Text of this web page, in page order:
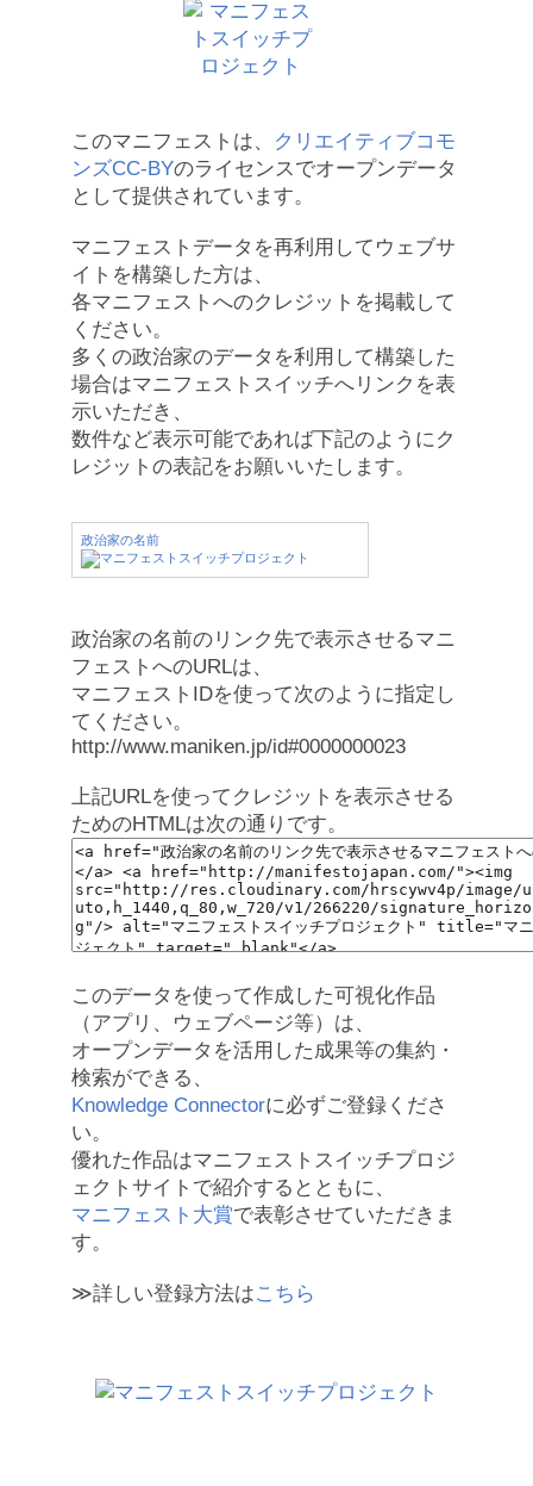
このマニフェストは、
クリエイティブコモ
ンズCC-BYのライセンスでオープンデータ
として提供されています。
マニフェストデータを再利用してウェブサ
イトを構築した方は、
各マニフェストへのクレジットを掲載して
ください。
多くの政治家のデータを利用して構築した
場合はマニフェストスイッチへリンクを表
示いただき、
数件など表示可能であれば下記のようにク
レジットの表記をお願いいたします。
政治家の名前
政治家の名前のリンク先で表示させるマニ
フェストへのURLは、
マニフェストIDを使って次のように指定し
てください。
http://www.maniken.jp/id#0000000023
上記URLを使ってクレジットを表示させる
ためのHTMLは次の通りです。
このデータを使って作成した可視化作品
（アプリ、ウェブページ等）は、
オープンデータを活用した成果等の集約・
検索ができる、
Knowledge Connectorに必ずご登録くださ
い。
優れた作品はマニフェストスイッチプロジ
ェクトサイトで紹介するとともに、
マニフェスト大賞で表彰させていただきま
す。
≫詳しい登録方法はこちら